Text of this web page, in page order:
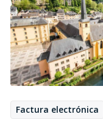
Factura electrónica